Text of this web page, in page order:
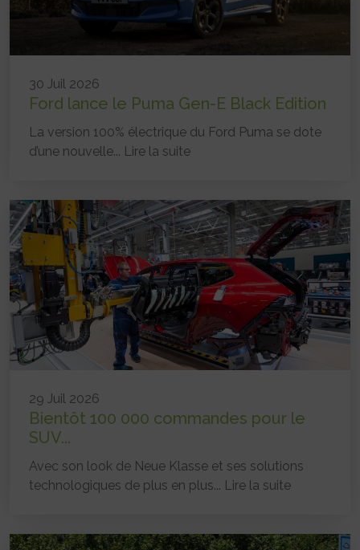
30 Juil 2026
Ford lance le Puma Gen-E Black Edition
La version 100% électrique du Ford Puma se dote
d’une nouvelle... Lire la suite
29 Juil 2026
Bientôt 100 000 commandes pour le
SUV...
Avec son look de Neue Klasse et ses solutions
technologiques de plus en plus... Lire la suite